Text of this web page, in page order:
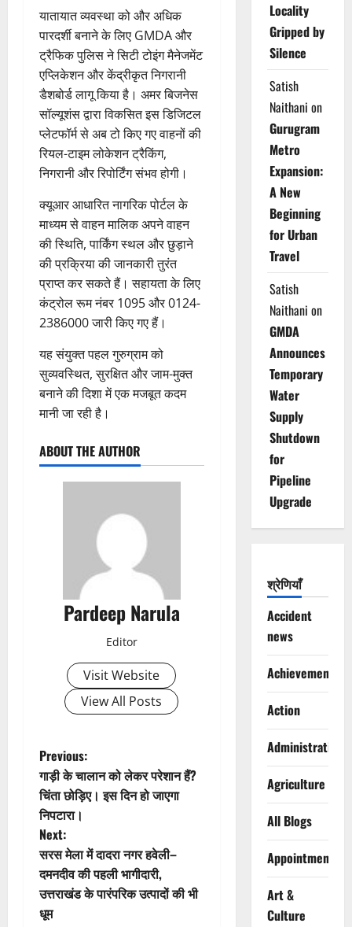
यातायात व्यवस्था को और अधिक
पारदर्शी बनाने के लिए GMDA और
ट्रैफिक पुलिस ने सिटी टोइंग मैनेजमेंट
एप्लिकेशन और केंद्रीकृत निगरानी
डैशबोर्ड लागू किया है। अमर बिजनेस
सॉल्यूशंस द्वारा विकसित इस डिजिटल
प्लेटफॉर्म से अब टो किए गए वाहनों की
रियल-टाइम लोकेशन ट्रैकिंग,
निगरानी और रिपोर्टिंग संभव होगी।
क्यूआर आधारित नागरिक पोर्टल के
माध्यम से वाहन मालिक अपने वाहन
की स्थिति, पार्किंग स्थल और छुड़ाने
की प्रक्रिया की जानकारी तुरंत
प्राप्त कर सकते हैं। सहायता के लिए
कंट्रोल रूम नंबर 1095 और 0124-
2386000 जारी किए गए हैं।
यह संयुक्त पहल गुरुग्राम को
सुव्यवस्थित, सुरक्षित और जाम-मुक्त
बनाने की दिशा में एक मजबूत कदम
मानी जा रही है।
ABOUT THE AUTHOR
Pardeep Narula
Editor
Visit Website
View All Posts
P
o
s
t
n
Previous:
गाड़ी के चालान को लेकर परेशान हैं?
चिंता छोड़िए। इस दिन हो जाएगा
निपटारा।
Next:
सरस मेला में दादरा नगर हवेली–
दमनदीव की पहली भागीदारी,
उत्तराखंड के पारंपरिक उत्पादों की भी
धूम
Locality
Gripped by
Silence
Satish
Naithani on
Gurugram
Metro
Expansion:
A New
Beginning
for Urban
Travel
Satish
Naithani on
GMDA
Announces
Temporary
Water
Supply
Shutdown
for
Pipeline
Upgrade
श्रेणियाँ
Accident
news
Achievements
Action
Administration
Agriculture
All Blogs
Appointments
Art &
Culture